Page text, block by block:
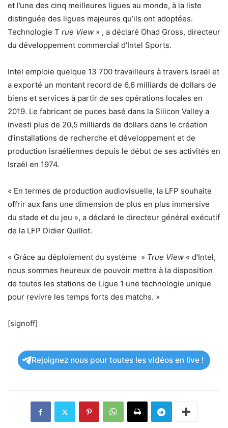
et l’une des cinq meilleures ligues au monde, à la liste
distinguée des ligues majeures qu’ils ont adoptées.
Technologie T rue View » , a déclaré Ohad Gross, directeur
du développement commercial d’Intel Sports.
Intel emploie quelque 13 700 travailleurs à travers Israël et
a exporté un montant record de 6,6 milliards de dollars de
biens et services à partir de ses opérations locales en
2019. Le fabricant de puces basé dans la Silicon Valley a
investi plus de 20,5 milliards de dollars dans le création
d’installations de recherche et développement et de
production israéliennes depuis le début de ses activités en
Israël en 1974.
« En termes de production audiovisuelle, la LFP souhaite
offrir aux fans une dimension de plus en plus immersive
du stade et du jeu », a déclaré le directeur général exécutif
de la LFP Didier Quillot.
« Grâce au déploiement du système » True View « d’Intel,
nous sommes heureux de pouvoir mettre à la disposition
de toutes les stations de Ligue 1 une technologie unique
pour revivre les temps forts des matchs. »
[signoff]
Rejoignez nous pour toutes les vidéos en live !